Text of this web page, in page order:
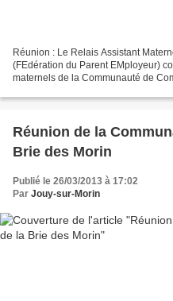
Réunion : Le Relais Assistant
(FEdération du Parent EMployeur)
maternels de la Communauté de
Réunion de la
Brie des Morin
Publié le 26/03/2013 à 17:02
Par Jouy-sur-Morin